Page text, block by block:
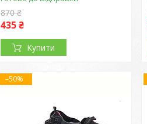
870 ₴
435 ₴
Купити
–50%